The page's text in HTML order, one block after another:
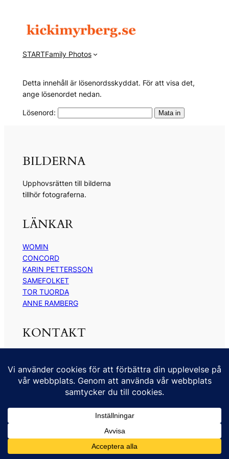
STARTFamily Photos
Detta innehåll är lösenordsskyddat. För att visa det,
ange lösenordet nedan.
Lösenord:
BILDERNA
Upphovsrätten till bilderna
tillhör fotograferna.
LÄNKAR
WOMIN
CONCORD
KARIN PETTERSSON
SAMEFOLKET
TOR TUORDA
ANNE RAMBERG
KONTAKT